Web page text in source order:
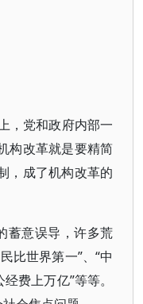
，党和政府内部一
构改革就是要精简
，成了机构改革的
蓄意误导，许多荒
比世界第一”、“中
费上万亿”等等。